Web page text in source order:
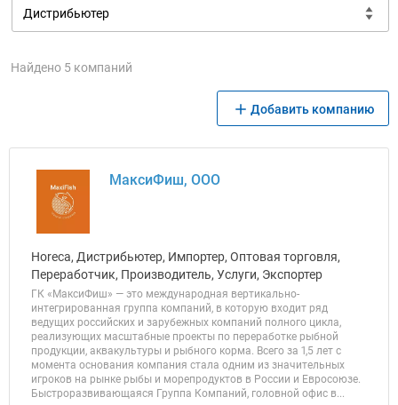
Найдено 5 компаний
Добавить компанию
МаксиФиш, ООО
Horeca, Дистрибьютер, Импортер, Оптовая торговля,
Переработчик, Производитель, Услуги, Экспортер
ГК «МаксиФиш» — это международная вертикально-
интегрированная группа компаний, в которую входит ряд
ведущих российских и зарубежных компаний полного цикла,
реализующих масштабные проекты по переработке рыбной
продукции, аквакультуры и рыбного корма. Всего за 1,5 лет с
момента основания компания стала одним из значительных
игроков на рынке рыбы и морепродуктов в России и Евросоюзе.
Быстроразвивающаяся Группа Компаний, головной офис в...